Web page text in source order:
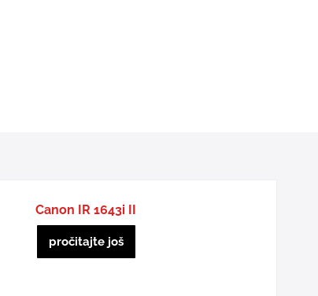
Canon IR 1643i II
pročitajte još